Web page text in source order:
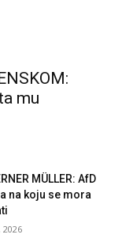
mu
MÜLLER: AfD
na koju se mora
2026